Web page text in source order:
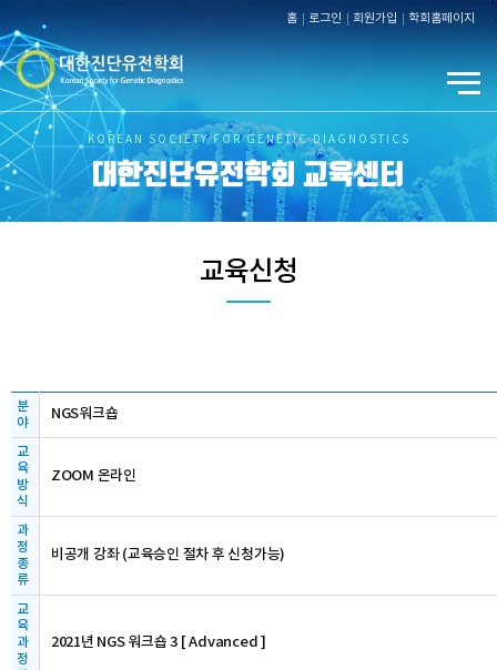
홈 로그인 회원가입 학회홈페이지
KOREAN SOCIETY FOR GENETIC DIAGNOSTICS
대한진단유전학회 교육센터
교육신청
분
야
NGS워크숍
교
육
방
식
ZOOM 온라인
과
정
종
류
비공개 강좌 (교육승인 절차 후 신청가능)
교
육
과
정
2021년 NGS 워크숍 3 [ Advanced ]